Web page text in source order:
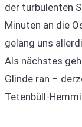
der turbulenten
Minuten an die
gelang uns
Als nächstes
Glinde ran –
Tetenbüll-